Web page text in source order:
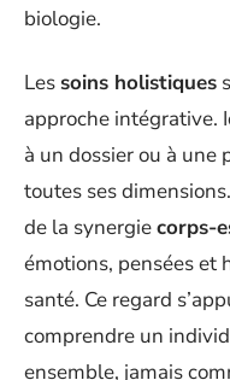
biologie.
Les soins holistiques
approche intégrative.
à un dossier ou à une
toutes ses
de la synergiecorps-
émotions, pensées et
santé. Ce regard
comprendre un
ensemble, jamais